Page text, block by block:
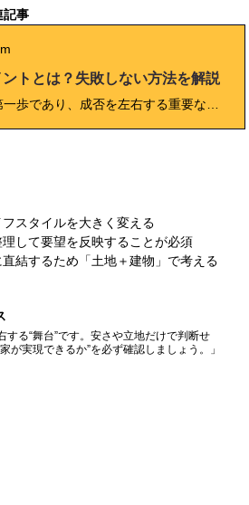
記事
トとは？失敗しない方法を解説
スタイルを大きく変える
して要望を反映することが必須
結するため「土地＋建物」で考える
する“舞台”です。安さや立地だけで判断せ
が実現できるか”を必ず確認しましょう。」